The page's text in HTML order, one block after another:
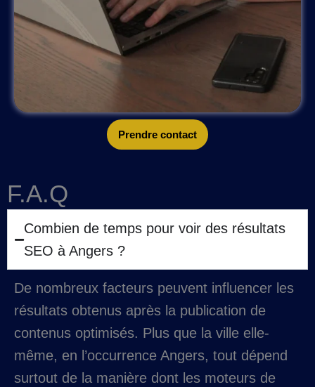
Prendre contact
F.A.Q
Combien de temps pour voir des résultats
SEO à Angers ?
De nombreux facteurs peuvent influencer les
résultats obtenus après la publication de
contenus optimisés. Plus que la ville elle-
même, en l’occurrence Angers, tout dépend
surtout de la manière dont les moteurs de